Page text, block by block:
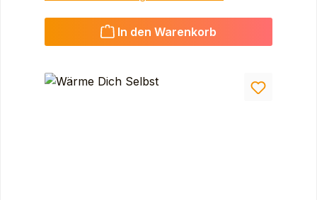
In den Warenkorb